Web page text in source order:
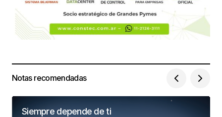
Notas recomendadas
Siempre depende de ti